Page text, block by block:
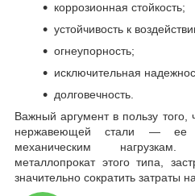
коррозионная стойкость;
устойчивость к
огнеупорность;
исключительная
долговечность.
Важный аргумент в пользу того,
нержавеющей стали — ее
механическим
металлопрокат этого типа,
значительно сократить затраты